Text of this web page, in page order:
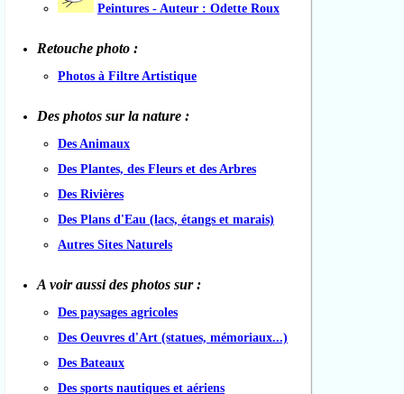
Peintures - Auteur : Odette Roux
Retouche photo :
Photos à Filtre Artistique
Des photos sur la nature :
Des Animaux
Des Plantes, des Fleurs et des Arbres
Des Rivières
Des Plans d'Eau (lacs, étangs et marais)
Autres Sites Naturels
A voir aussi des photos sur :
Des paysages agricoles
Des Oeuvres d'Art (statues, mémoriaux...)
Des Bateaux
Des sports nautiques et aériens